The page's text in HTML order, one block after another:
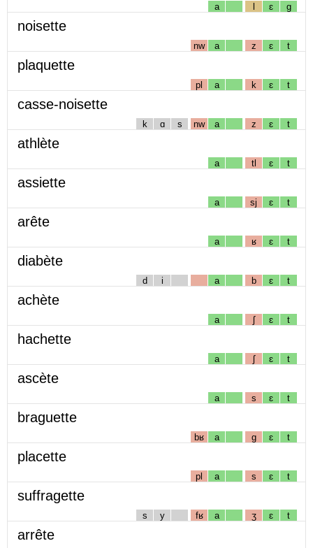
a l ɛ g
noisette
nw a z ɛ t
plaquette
pl a k ɛ t
casse-noisette
k ɑ s nw a z ɛ t
athlète
a tl ɛ t
assiette
a sj ɛ t
arête
a ʁ ɛ t
diabète
d i a b ɛ t
achète
a ʃ ɛ t
hachette
a ʃ ɛ t
ascète
a s ɛ t
braguette
bʁ a g ɛ t
placette
pl a s ɛ t
suffragette
s y fʁ a ʒ ɛ t
arrête